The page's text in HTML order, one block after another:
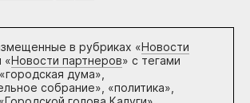
в рубриках «Новости
«Новости партнеров» с тегами
дума»,
собрание», «политика»,